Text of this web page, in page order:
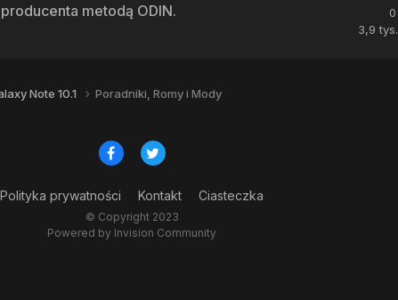
metodą ODIN. 0
3,9 tys.
Note 10.1 Poradniki, Romy i Mody
Polityka prywatności Kontakt Ciasteczka
© Copyright 2023
Powered by Invision Community